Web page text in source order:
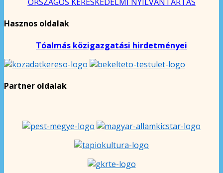
Hasznos oldalak
Tóalmás közigazgatási hirdetményei
Partner oldalak